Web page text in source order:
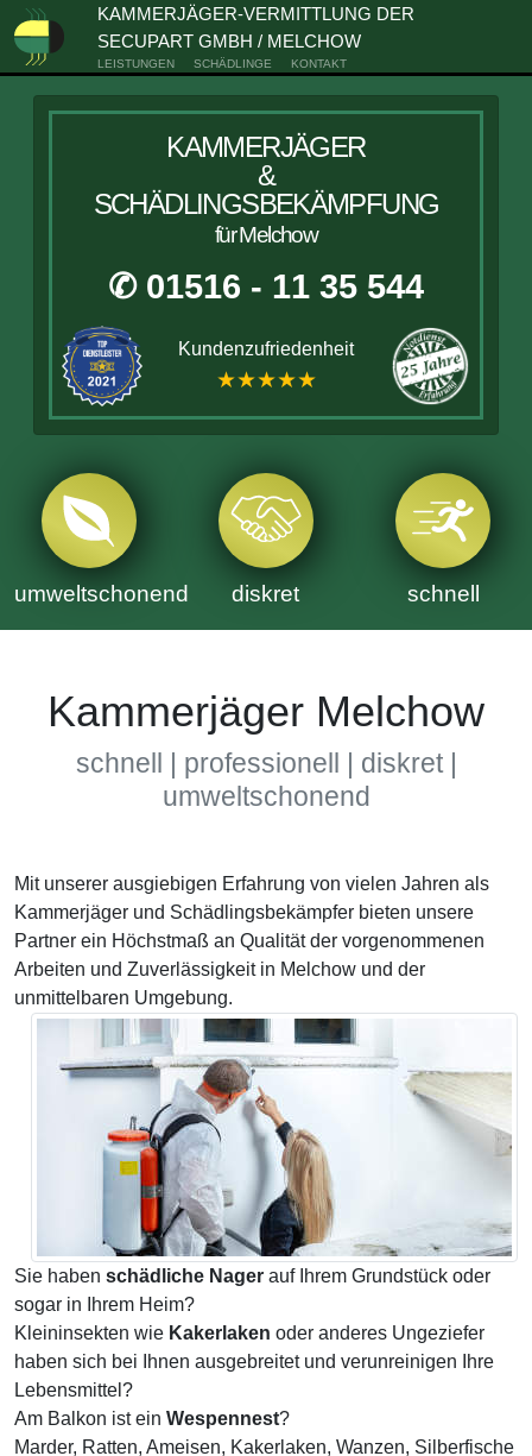
KAMMERJÄGER-VERMITTLUNG DER
SECUPART GMBH / MELCHOW
LEISTUNGEN SCHÄDLINGE KONTAKT
KAMMERJÄGER
&
SCHÄDLINGSBEKÄMPFUNG
für Melchow
✆ 01516 - 11 35 544
Kundenzufriedenheit
★★★★★
umweltschonend diskret schnell
Kammerjäger Melchow
schnell | professionell | diskret |
umweltschonend
Mit unserer ausgiebigen Erfahrung von vielen Jahren als
Kammerjäger und Schädlingsbekämpfer bieten unsere
Partner ein Höchstmaß an Qualität der vorgenommenen
Arbeiten und Zuverlässigkeit in Melchow und der
unmittelbaren Umgebung.
Sie haben schädliche Nager auf Ihrem Grundstück oder
sogar in Ihrem Heim?
Kleininsekten wie Kakerlaken oder anderes Ungeziefer
haben sich bei Ihnen ausgebreitet und verunreinigen Ihre
Lebensmittel?
Am Balkon ist ein Wespennest?
Marder, Ratten, Ameisen, Kakerlaken, Wanzen, Silberfische